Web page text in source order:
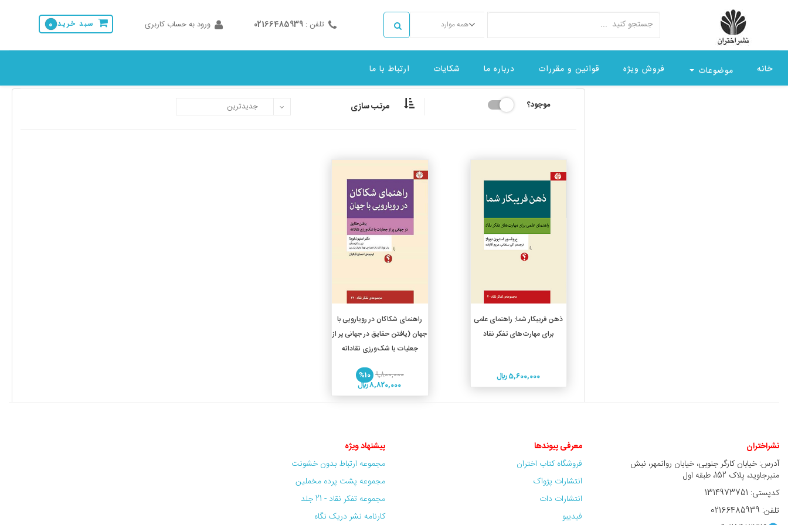
همه موارد تلفن : 02166485939 ورود به حساب کاربری سبد خرید 0
خانه موضوعات فروش ویژه قوانین و مقررات درباره ما شکایات ارتباط با ما
موجود؟ مرتب سازی
جزئیات
ذهن فریبکار شما: راهنمای علمی
برای مهارت‌های تفکر نقاد
5,600,000 ريال
راهنمای شکاکان در رویارویی با
جهان (یافتن حقایق در جهانی پر از
جعلیات با شک‌ورزی نقادانه
9,800,000
%10
8,820,000 ريال
نشراختران
آدرس: خیابان کارگر جنوبی، خیابان روانمهر، نبش
منیرجاوید، پلاک 152، طبقه اول
کدپستی: 1314973751
تلفن: 02166485939
معرفی پیوندها
فروشگاه کتاب اختران
انتشارات پژواک
انتشارات دات
فیدیبو
پیشنهاد ویژه
مجموعه ارتباط بدون خشونت
مجموعه پشت پرده مخملین
مجموعه تفکر نقاد - 21 جلد
کارنامه نشر دریک نگاه